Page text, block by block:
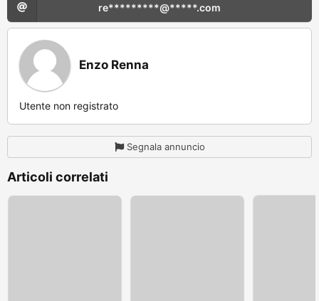
re*********@*****.com
Enzo Renna
Utente non registrato
Segnala annuncio
Articoli correlati